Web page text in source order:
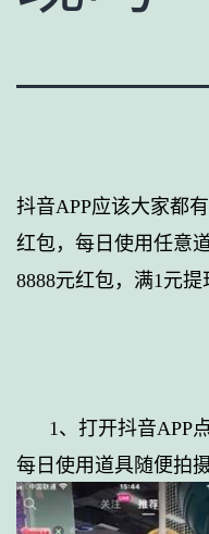
抖音APP应该大家都
红包， 每日使用任意
8888元红包，满1元提
1、 打开抖音APP
每日使用道具随便拍